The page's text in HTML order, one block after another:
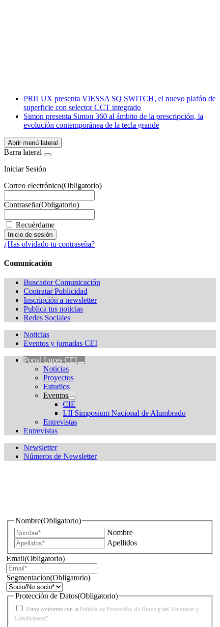
WhatsApp
PRILUX presenta VIESSA SQ SWITCH, el nuevo plafón de
superficie con selector CCT integrado
Simon presenta Simon 360 al ámbito de la prescripción, la
evolución contemporánea de la tecla grande
Abrir menú lateral
Barra lateral
Iniciar Sesión
Correo electrónico(Obligatorio)
Contraseña(Obligatorio)
Recuérdame
¿Has olvidado tu contraseña?
Comunicación
Buscador Comunicación
Contratar Publicidad
Inscripción a newsletter
Publica tus noticias
Redes Sociales
Noticias
Eventos y jornadas CEI
Portal Luces CEI
Noticias
Proyectos
Estudios
Eventos
CIE
LII Simposium Nacional de Alumbrado
Entrevistas
Entrevistas
Newsletter
Números de Newsletter
Nombre(Obligatorio)
Nombre
Apellidos
Email(Obligatorio)
Segmentacion(Obligatorio)
Protección de Datos(Obligatorio)
Estoy conforme con la Política de Protección de Datos y los Términos y
Condiciones*